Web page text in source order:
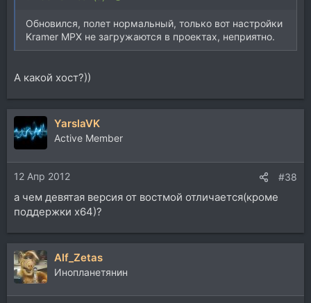
Обновился, полет нормальный, только вот настройки
Kramer MPX не загружаются в проектах, неприятно.
А какой хост?))
YarslaVK
Active Member
12 Апр 2012 #38
а чем девятая версия от востмой отличается(кроме
поддержки х64)?
Alf_Zetas
Инопланетянин